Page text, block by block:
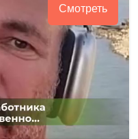
Смотреть